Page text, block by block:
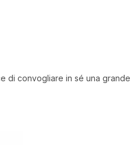
di convogliare in sé una grande